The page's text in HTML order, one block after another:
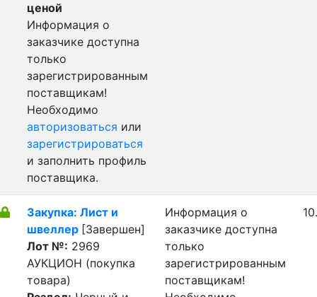
ценой
Информация о
заказчике доступна
только
зарегистрированным
поставщикам!
Необходимо
авторизоваться или
зарегистрироваться
и заполнить профиль
поставщика.
Закупка: Лист и
швеллер [Завершен]
Лот №: 2969
АУКЦИОН (покупка
товара)
Информация о
заказчике доступна
только
зарегистрированным
поставщикам!